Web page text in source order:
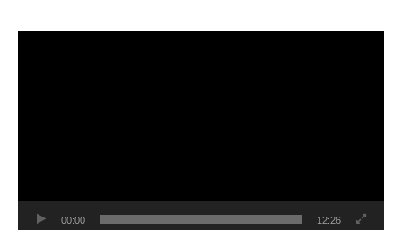
00:00 12:26